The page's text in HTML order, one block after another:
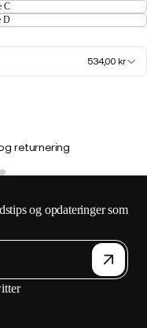
C
D
534,00 kr
returnering
og opdateringer som